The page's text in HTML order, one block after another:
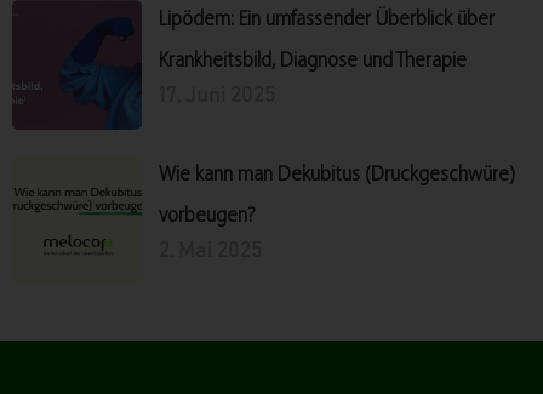
Lipödem: Ein umfassender Überblick über
Krankheitsbild, Diagnose und Therapie
Wie kann man Dekubitus (Druckgeschwüre)
vorbeugen?